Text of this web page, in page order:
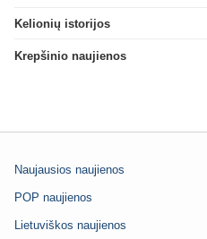
Kelionių istorijos
Krepšinio naujienos
Naujausios naujienos
POP naujienos
Lietuviškos naujienos